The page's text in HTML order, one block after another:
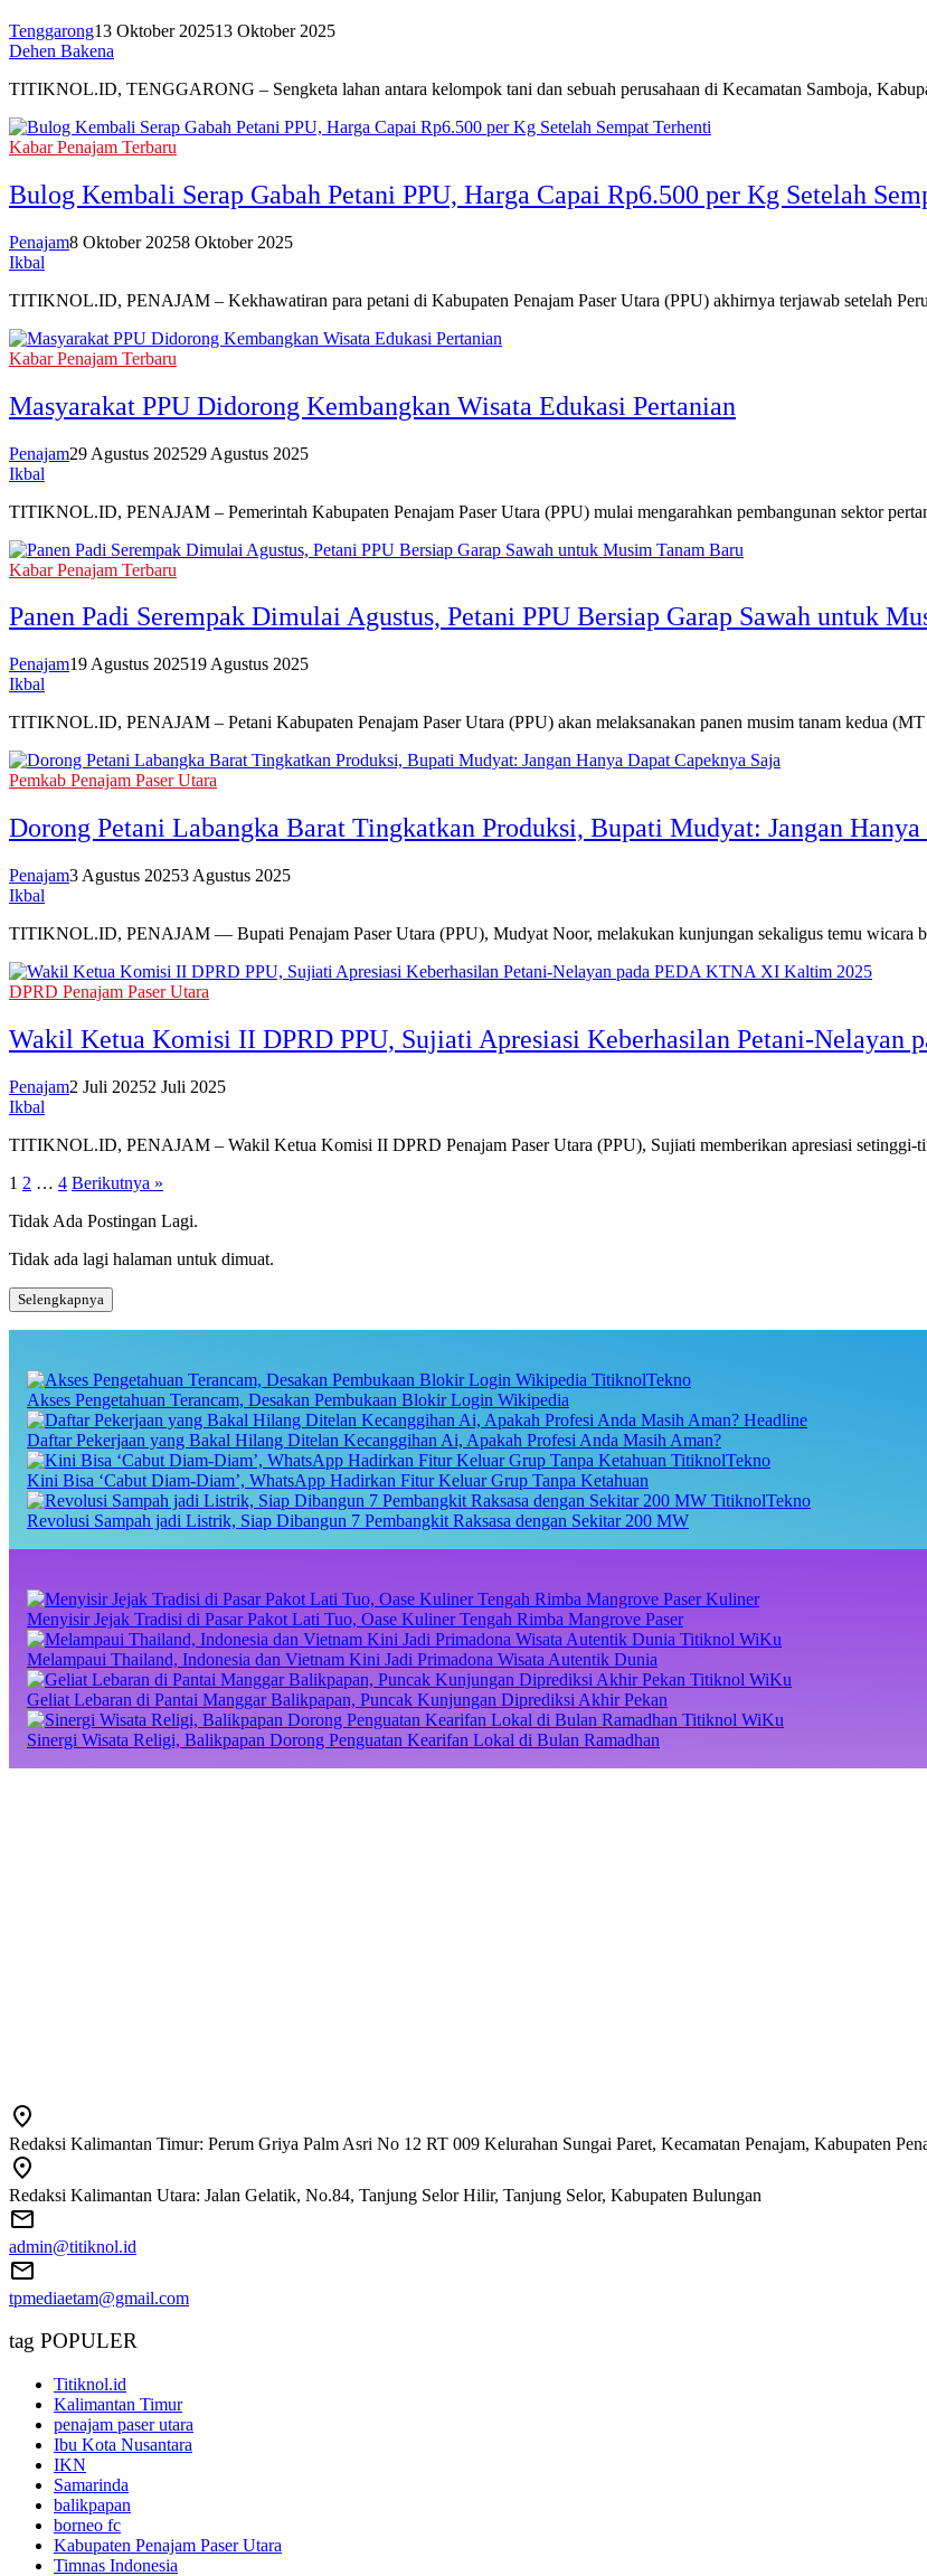
Tenggarong13 Oktober 202513 Oktober 2025
Dehen Bakena
TITIKNOL.ID, TENGGARONG – Sengketa lahan antara kelompok tani dan sebuah perusahaan di Kecamatan Samboja,
Kabar Penajam Terbaru
Bulog Kembali Serap Gabah Petani PPU, Harga Capai Rp6.500 per Kg Setelah
Penajam8 Oktober 20258 Oktober 2025
Ikbal
TITIKNOL.ID, PENAJAM – Kekhawatiran para petani di Kabupaten Penajam Paser Utara (PPU) akhirnya terjawab setelah
Kabar Penajam Terbaru
Masyarakat PPU Didorong Kembangkan Wisata Edukasi Pertanian
Penajam29 Agustus 202529 Agustus 2025
Ikbal
TITIKNOL.ID, PENAJAM – Pemerintah Kabupaten Penajam Paser Utara (PPU) mulai mengarahkan pembangunan sektor
Kabar Penajam Terbaru
Panen Padi Serempak Dimulai Agustus, Petani PPU Bersiap Garap Sawah untuk
Penajam19 Agustus 202519 Agustus 2025
Ikbal
TITIKNOL.ID, PENAJAM – Petani Kabupaten Penajam Paser Utara (PPU) akan melaksanakan panen musim tanam kedua
Pemkab Penajam Paser Utara
Dorong Petani Labangka Barat Tingkatkan Produksi, Bupati Mudyat: Jangan Hanya
Penajam3 Agustus 20253 Agustus 2025
Ikbal
TITIKNOL.ID, PENAJAM — Bupati Penajam Paser Utara (PPU), Mudyat Noor, melakukan kunjungan sekaligus temu wicara
DPRD Penajam Paser Utara
‎Wakil Ketua Komisi II DPRD PPU, Sujiati Apresiasi Keberhasilan Petani-Nelayan
Penajam2 Juli 20252 Juli 2025
Ikbal
TITIKNOL.ID, PENAJAM – Wakil Ketua Komisi II DPRD Penajam Paser Utara (PPU), Sujiati memberikan apresiasi setinggi-
Paginasi
pos
1 2 … 4 Berikutnya »
Tidak Ada Postingan Lagi.
Tidak ada lagi halaman untuk dimuat.
Selengkapnya
TitiknolTekno
Akses Pengetahuan Terancam, Desakan Pembukaan Blokir Login Wikipedia
Headline
Daftar Pekerjaan yang Bakal Hilang Ditelan Kecanggihan Ai, Apakah Profesi Anda Masih Aman?
TitiknolTekno
Kini Bisa ‘Cabut Diam-Diam’, WhatsApp Hadirkan Fitur Keluar Grup Tanpa Ketahuan
TitiknolTekno
Revolusi Sampah jadi Listrik, Siap Dibangun 7 Pembangkit Raksasa dengan Sekitar 200 MW
Kuliner
Menyisir Jejak Tradisi di Pasar Pakot Lati Tuo, Oase Kuliner Tengah Rimba Mangrove Paser
Titiknol WiKu
Melampaui Thailand, Indonesia dan Vietnam Kini Jadi Primadona Wisata Autentik Dunia
Titiknol WiKu
Geliat Lebaran di Pantai Manggar Balikpapan, Puncak Kunjungan Diprediksi Akhir Pekan
Titiknol WiKu
Sinergi Wisata Religi, Balikpapan Dorong Penguatan Kearifan Lokal di Bulan Ramadhan
Redaksi Kalimantan Timur: Perum Griya Palm Asri No 12 RT 009 Kelurahan Sungai Paret, Kecamatan Penajam, Kabupaten
Redaksi Kalimantan Utara: Jalan Gelatik, No.84, Tanjung Selor Hilir, Tanjung Selor, Kabupaten Bulungan
admin@titiknol.id
tpmediaetam@gmail.com
tag POPULER
Titiknol.id
Kalimantan Timur
penajam paser utara
Ibu Kota Nusantara
IKN
Samarinda
balikpapan
borneo fc
Kabupaten Penajam Paser Utara
Timnas Indonesia